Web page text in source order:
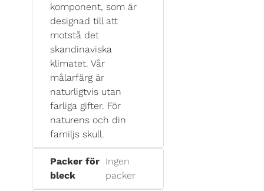
komponent, som är
designad till att
motstå det
skandinaviska
klimatet. Vår
målarfärg är
naturligtvis utan
farliga gifter. För
naturens och din
familjs skull.
Packer för
bleck
Ingen
packer